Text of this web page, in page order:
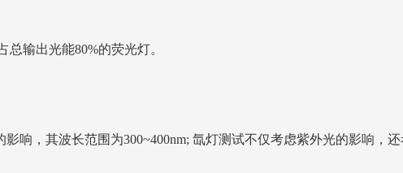
输出光能80%的荧光灯。
响，其波长范围为300~400nm; 氙灯测试不仅考虑紫外光的影响，